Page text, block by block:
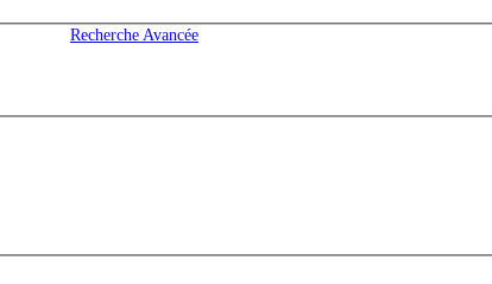
Recherche Avancée